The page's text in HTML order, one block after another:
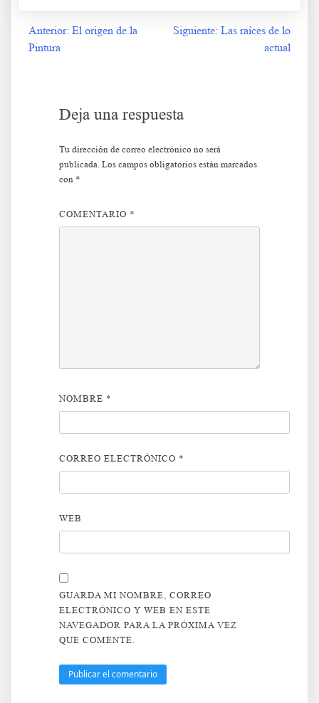
Navegación
Anterior: El origen de la
Pintura
Siguiente: Las raíces de lo
actual
Deja una respuesta
Tu dirección de correo electrónico no será
publicada. Los campos obligatorios están marcados
con *
COMENTARIO *
NOMBRE *
CORREO ELECTRÓNICO *
WEB
GUARDA MI NOMBRE, CORREO
ELECTRÓNICO Y WEB EN ESTE
NAVEGADOR PARA LA PRÓXIMA VEZ
QUE COMENTE.